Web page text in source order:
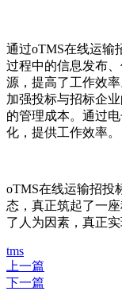
通过oTMS在线运输
过程中的信息发布
源，提高了工作效
加强投标与招标企
的管理成本。通过
化，提供工作效率。
oTMS在线运输招投
态，真正筑起了一
了人为因素，真正
tms
上一篇
下一篇